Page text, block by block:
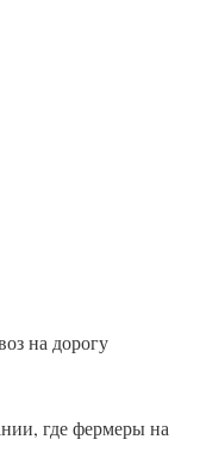
на дорогу
где фермеры на